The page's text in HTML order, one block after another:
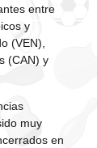
entre
y
(VEN),
(CAN) y
muy
en